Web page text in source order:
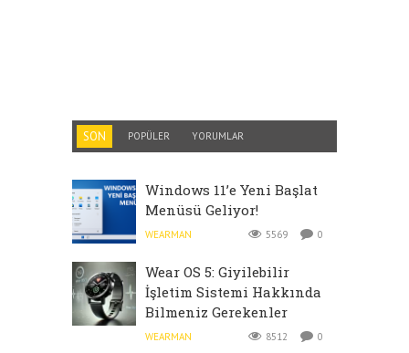
SON POPÜLER YORUMLAR
Windows 11’e Yeni Başlat
Menüsü Geliyor!
WEARMAN 5569 0
Wear OS 5: Giyilebilir
İşletim Sistemi Hakkında
Bilmeniz Gerekenler
WEARMAN 8512 0